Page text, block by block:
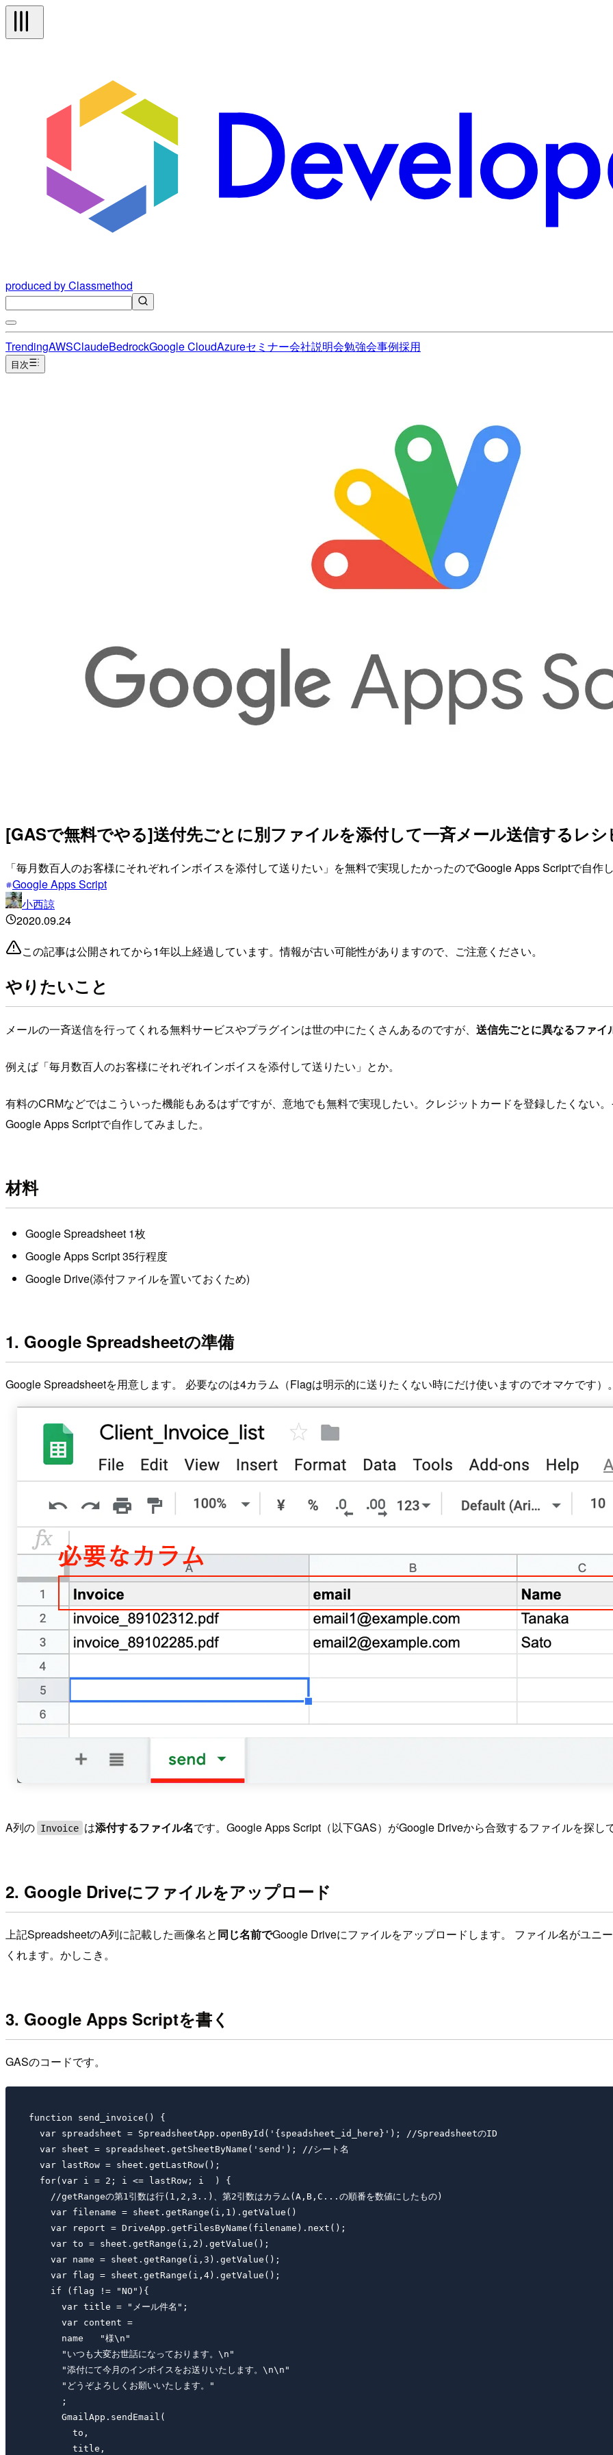
produced by Classmethod
TrendingAWSClaudeBedrockGoogle CloudAzureセミナー会社説明会勉強会事例採用
目次
[GASで無料でやる]送付先ごとに別ファイルを添付して一斉メール送信するレシ
「毎月数百人のお客様にそれぞれインボイスを添付して送りたい」を無料で実現したかったのでGoogle Apps Scriptで自作
Google Apps Script
小西諒
2020.09.24
この記事は公開されてから1年以上経過しています。情報が古い可能性がありますので、ご注意ください。
やりたいこと
メールの一斉送信を行ってくれる無料サービスやプラグインは世の中にたくさんあるのですが、 送信先ごとに異なるファ
例えば「毎月数百人のお客様にそれぞれインボイスを添付して送りたい」とか。
有料のCRMなどではこういった機能もあるはずですが、意地でも無料で実現したい。クレジットカードを登録したくない
Google Apps Scriptで自作してみました。
材料
Google Spreadsheet 1枚
Google Apps Script 35行程度
Google Drive(添付ファイルを置いておくため)
1. Google Spreadsheetの準備
Google Spreadsheetを用意します。 必要なのは4カラム（Flagは明示的に送りたくない時にだけ使いますのでオマケです）
A列の Invoice は添付するファイル名です。Google Apps Script（以下GAS）がGoogle Driveから合致するファイルを探し
2. Google Driveにファイルをアップロード
上記SpreadsheetのA列に記載した画像名と同じ名前でGoogle Driveにファイルをアップロードします。 ファイル名がユニ
くれます。かしこき。
3. Google Apps Scriptを書く
GASのコードです。
function send_invoice() {
  var spreadsheet = SpreadsheetApp.openById('{speadsheet_id_here}'); //SpreadsheetのID
  var sheet = spreadsheet.getSheetByName('send'); //シート名
  var lastRow = sheet.getLastRow();
  for(var i = 2; i <= lastRow; i  ) {
    //getRangeの第1引数は行(1,2,3..)、第2引数はカラム(A,B,C...の順番を数値にしたもの)
    var filename = sheet.getRange(i,1).getValue()
    var report = DriveApp.getFilesByName(filename).next();
    var to = sheet.getRange(i,2).getValue();
    var name = sheet.getRange(i,3).getValue();
    var flag = sheet.getRange(i,4).getValue();
    if (flag != "NO"){
      var title = "メール件名";
      var content =
      name   "様\n"
      "いつも大変お世話になっております。\n"
      "添付にて今月のインボイスをお送りいたします。\n\n"
      "どうぞよろしくお願いいたします。"
      ;
      GmailApp.sendEmail(
        to,
        title,